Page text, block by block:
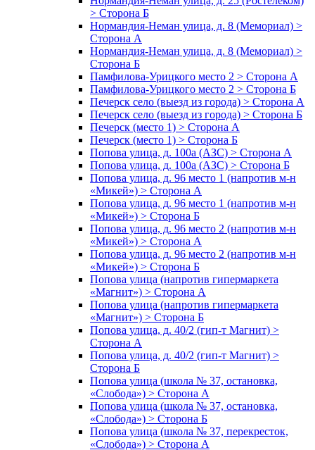
> Сторона Б
Нормандия-Неман улица, д. 8 (Мемориал) >
Сторона А
Нормандия-Неман улица, д. 8 (Мемориал) >
Сторона Б
Памфилова-Урицкого место 2 > Сторона А
Памфилова-Урицкого место 2 > Сторона Б
Печерск село (выезд из города) > Сторона А
Печерск село (выезд из города) > Сторона Б
Печерск (место 1) > Сторона А
Печерск (место 1) > Сторона Б
Попова улица, д. 100а (АЗС) > Сторона А
Попова улица, д. 100а (АЗС) > Сторона Б
Попова улица, д. 96 место 1 (напротив м-н
«Микей») > Сторона А
Попова улица, д. 96 место 1 (напротив м-н
«Микей») > Сторона Б
Попова улица, д. 96 место 2 (напротив м-н
«Микей») > Сторона А
Попова улица, д. 96 место 2 (напротив м-н
«Микей») > Сторона Б
Попова улица (напротив гипермаркета
«Магнит») > Сторона А
Попова улица (напротив гипермаркета
«Магнит») > Сторона Б
Попова улица, д. 40/2 (гип-т Магнит) >
Сторона А
Попова улица, д. 40/2 (гип-т Магнит) >
Сторона Б
Попова улица (школа № 37, остановка,
«Слобода») > Сторона А
Попова улица (школа № 37, остановка,
«Слобода») > Сторона Б
Попова улица (школа № 37, перекресток,
«Слобода») > Сторона А